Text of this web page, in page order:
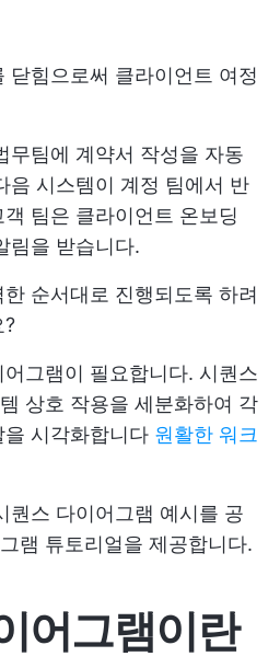
닫힘으로써 클라이언트 여정
무팀에 계약서 작성을 자동
음 시스템이 계정 팀에서 반
팀은 클라이언트 온보딩
림을 받습니다.
순서대로 진행되도록 하려
?
그램이 필요합니다. 시퀀스
상호 작용을 세분화하여 각
시각화합니다 원활한 워크
퀀스 다이어그램 예시를 공
램 튜토리얼을 제공합니다.
어그램이란